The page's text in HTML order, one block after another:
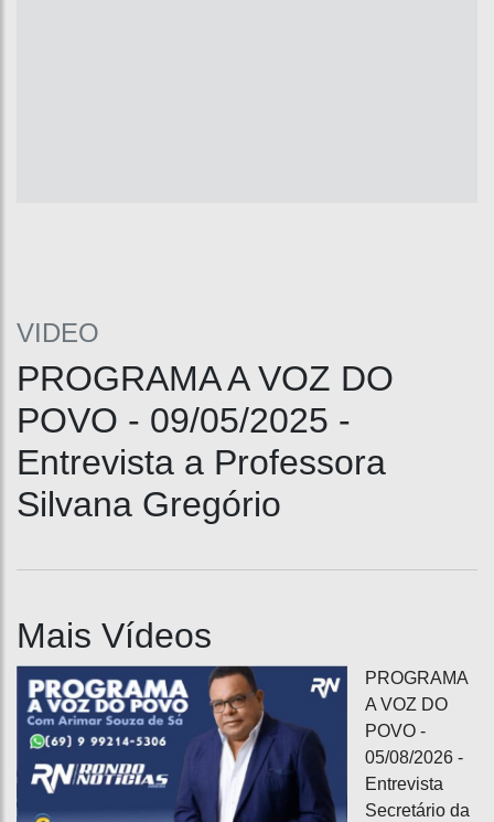
VIDEO
PROGRAMA A VOZ DO
POVO - 09/05/2025 -
Entrevista a Professora
Silvana Gregório
Mais Vídeos
PROGRAMA
A VOZ DO
POVO -
05/08/2026 -
Entrevista
Secretário da